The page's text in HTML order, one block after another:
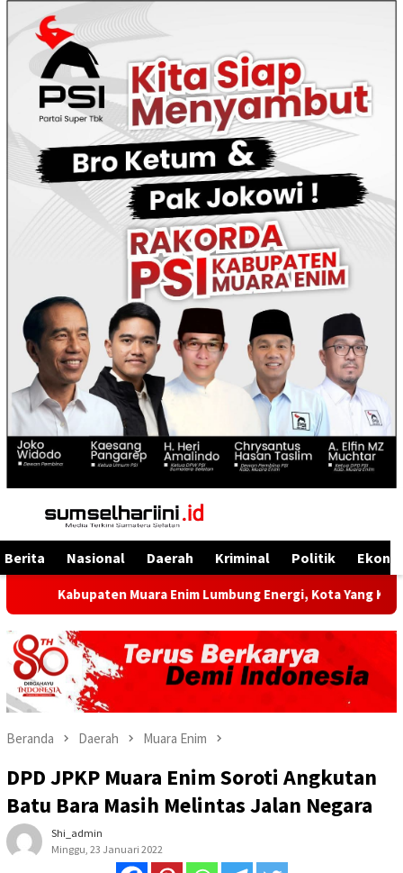
Menu
Mobile
Berita Nasional Daerah Kriminal Politik
Muara Enim Lumbung Energi, Kota Yang Kaya Energi
Beranda Daerah Muara Enim
DPD JPKP Muara Enim Soroti Angkutan
Batu Bara Masih Melintas Jalan Negara
Shi_admin
Minggu, 23 Januari 2022